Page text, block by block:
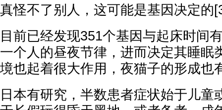
真怪不了别人，这可能是基因决定的
目前已经发现351个基因与起床时间
一个人的昼夜节律，进而决定其睡眠
境也起着很大作用，夜猫子的形成也
日本有研究，半数患者症状始于儿童